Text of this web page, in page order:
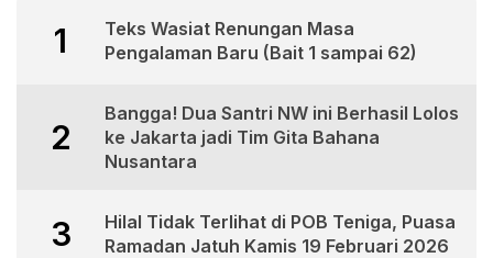
1
Teks Wasiat Renungan Masa
Pengalaman Baru (Bait 1 sampai 62)
2
Bangga! Dua Santri NW ini Berhasil Lolos
ke Jakarta jadi Tim Gita Bahana
Nusantara
3
Hilal Tidak Terlihat di POB Teniga, Puasa
Ramadan Jatuh Kamis 19 Februari 2026